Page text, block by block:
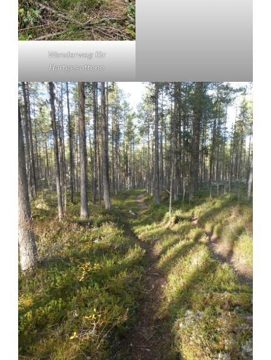
Wanderweg für
Hartgesottene